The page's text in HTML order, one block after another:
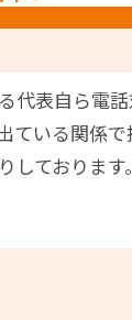
表自ら電話
いる関係
ております